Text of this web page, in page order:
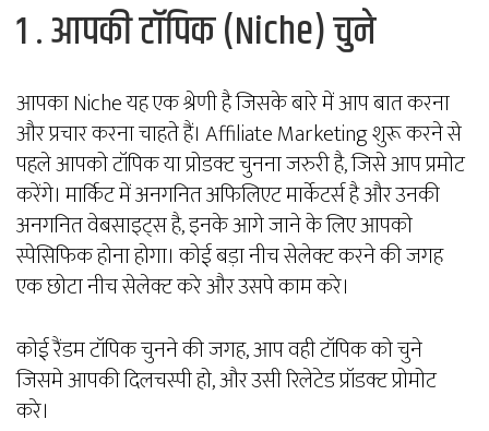
1 . आपकी टॉपिक (Niche) चुने
आपका Niche यह एक श्रेणी है जिसके बारे में आप बात करना
और प्रचार करना चाहते हैं। Affiliate Marketing शुरू करने से
पहले आपको टॉपिक या प्रोडक्ट चुनना जरुरी है, जिसे आप प्रमोट
करेंगे। मार्किट में अनगनित अफिलिएट मार्केटर्स है और उनकी
अनगनित वेबसाइट्स है, इनके आगे जाने के लिए आपको
स्पेसिफिक होना होगा। कोई बड़ा नीच सेलेक्ट करने की जगह
एक छोटा नीच सेलेक्ट करे और उसपे काम करे।
कोई रैंडम टॉपिक चुनने की जगह, आप वही टॉपिक को चुने
जिसमे आपकी दिलचस्पी हो, और उसी रिलेटेड प्रॉडक्ट प्रोमोट
करे।